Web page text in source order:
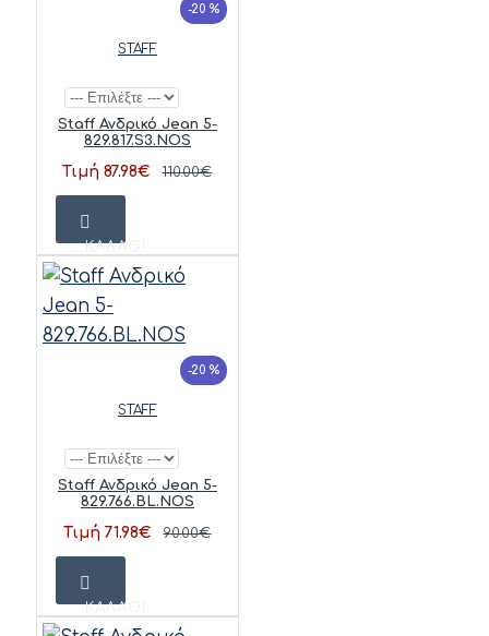
-20 %
STAFF
Staff Ανδρικό Jean 5-
829.817.S3.NOS
Τιμή 87.98€ 110.00€
ΚΑΛΆΘΙ
-20 %
STAFF
Staff Ανδρικό Jean 5-
829.766.BL.NOS
Τιμή 71.98€ 90.00€
ΚΑΛΆΘΙ